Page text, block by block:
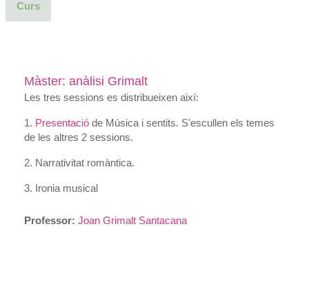
Curs
Màster: anàlisi Grimalt
Les tres sessions es distribueixen així:
1. Presentació de Música i sentits. S'escullen els temes
de les altres 2 sessions.
2. Narrativitat romàntica.
3. Ironia musical
Professor: Joan Grimalt Santacana